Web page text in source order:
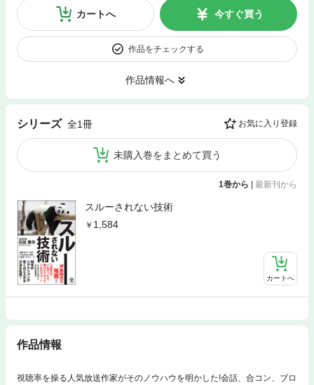
カートへ 今すぐ買う
作品をチェックする
作品情報へ
シリーズ 全1冊 お気に入り登録
未購入巻をまとめて買う
1巻から | 最新刊から
スルーされない技術
1,584
カートへ
作品情報
視聴率を操る人気放送作家がそのノウハウを明かした!会話、合コン、ブロ